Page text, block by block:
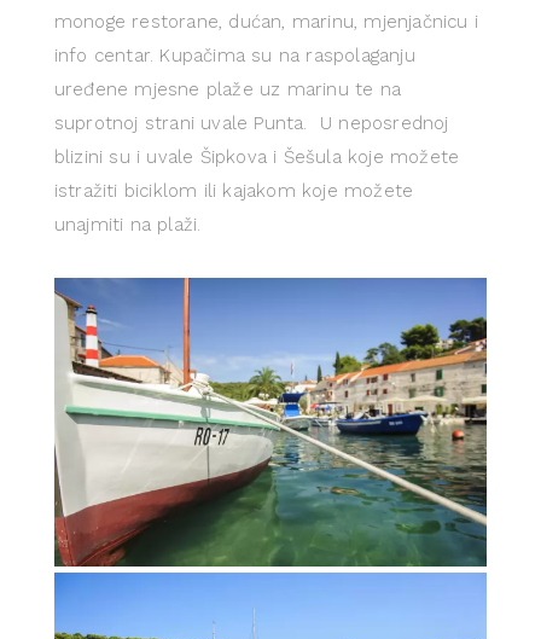
monoge restorane, dućan, marinu, mjenjačnicu i
info centar. Kupačima su na raspolaganju
uređene mjesne plaže uz marinu te na
suprotnoj strani uvale Punta. U neposrednoj
blizini su i uvale Šipkova i Šešula koje možete
istražiti biciklom ili kajakom koje možete
unajmiti na plaži.